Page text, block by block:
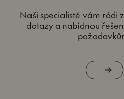
Naši specialisté vám rádi
dotazy a nabídnou